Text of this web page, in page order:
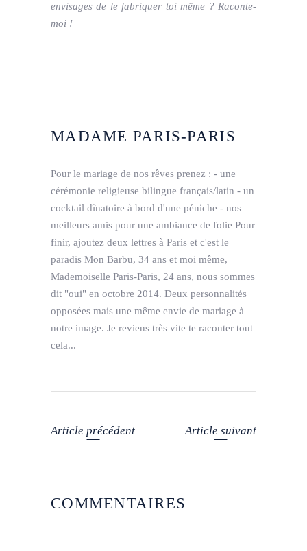
envisages de le fabriquer toi même ? Raconte-
moi !
MADAME PARIS-PARIS
Pour le mariage de nos rêves prenez : - une
cérémonie religieuse bilingue français/latin - un
cocktail dînatoire à bord d'une péniche - nos
meilleurs amis pour une ambiance de folie Pour
finir, ajoutez deux lettres à Paris et c'est le
paradis Mon Barbu, 34 ans et moi même,
Mademoiselle Paris-Paris, 24 ans, nous sommes
dit "oui" en octobre 2014. Deux personnalités
opposées mais une même envie de mariage à
notre image. Je reviens très vite te raconter tout
cela...
Article précédent Article suivant
COMMENTAIRES